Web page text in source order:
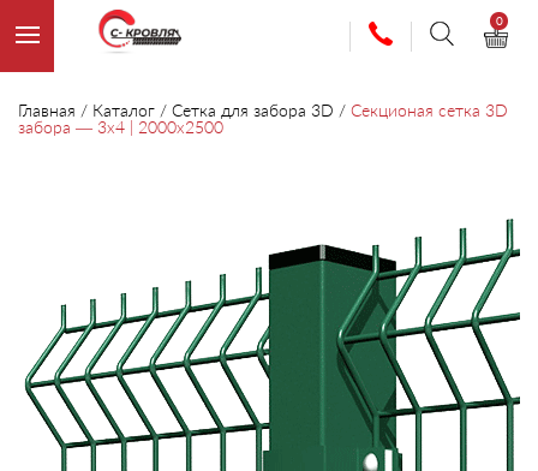
0
Главная / Каталог / Сетка для забора 3D / Секционая сетка 3D
забора — 3х4 | 2000х2500